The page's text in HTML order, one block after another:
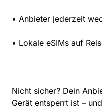
• Anbieter jederzeit
• Lokale eSIMs auf
Nicht sicher? Dein
Gerät entsperrt ist –